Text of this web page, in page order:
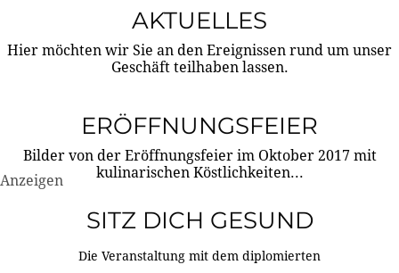
AKTUELLES
Hier möchten wir Sie an den Ereignissen rund um unser
Geschäft teilhaben lassen.
ERÖFFNUNGSFEIER
Bilder von der Eröffnungsfeier im Oktober 2017 mit
kulinarischen Köstlichkeiten...
Anzeigen
SITZ DICH GESUND
Die Veranstaltung mit dem diplomierten